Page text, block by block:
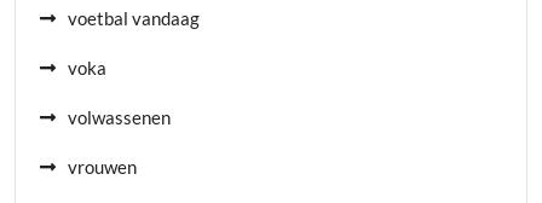
voetbal vandaag
voka
volwassenen
vrouwen